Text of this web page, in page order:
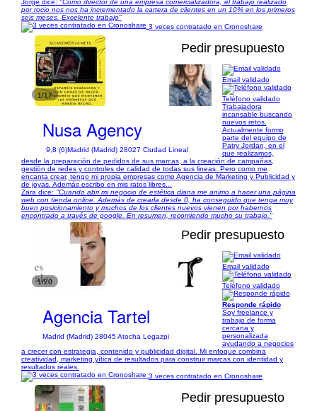
por rocio nos nos ha incrementado la cartera de clientes en un 10% en los primeros
seis meses. Excelente trabajo"
3 veces contratado en Cronoshare
1/17
Pedir presupuesto
Nusa Agency
9,8 (6)Madrid (Madrid) 28027 Ciudad Lineal
Email validado
Teléfono validado
Trabajadora
incansable buscando
nuevos retos.
Actualmente formo
parte del equipo de
Patry Jordan, en el
que realizamos,
desde la preparación de pedidos de sus marcas, a la creación de campañas,
gestión de redes y controles de calidad de todas sus lineas. Pero como me
encanta crear, tengo mi propia empresas como Agencia de Marketing y Publicidad y
de joyas. Además escribo en mis ratos libres...
Zara dice: "Cuando abri mi negocio de estética diana me animo a hacer una página
web con tienda online. Además de crearla desde 0, ha conseguido que tenga muy
buen posicionamiento y muchos de los clientes nuevos vienen por habernos
encontrado a través de google. En resumen, recomiendo mucho su trabajo."
1/20
Pedir presupuesto
Agencia Tartel
Madrid (Madrid) 28045 Atocha Legazpi
Email validado
Teléfono validado
Responde rápido
Soy freelance y
trabajo de forma
cercana y
personalizada
ayudando a negocios
a crecer con estrategia, contenido y publicidad digital. Mi enfoque combina
creatividad, marketing yítica de resultados para construir marcas con identidad y
resultados reales.
3 veces contratado en Cronoshare
Pedir presupuesto